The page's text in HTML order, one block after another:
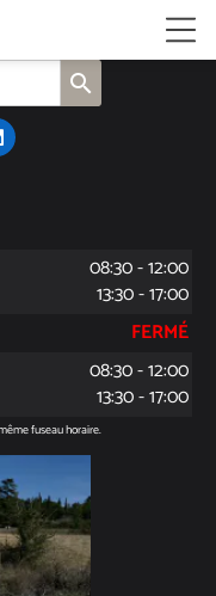
search
08:30 - 12:00
13:30 - 17:00
FERMÉ
08:30 - 12:00
13:30 - 17:00
fuseau horaire.